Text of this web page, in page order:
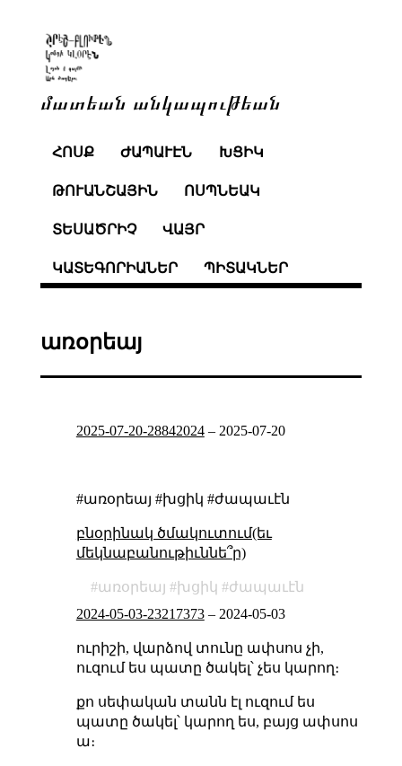
մատեան անկապութեան
ՀՈՍՔ ԺԱՊԱՒԷՆ ԽՑԻԿ
ԹՈՒԱՆՇԱՅԻՆ ՈՍՊՆԵԱԿ
ՏԵՍԱԾՐԻՉ ՎԱՅՐ
ԿԱՏԵԳՈՐԻԱՆԵՐ ՊԻՏԱԿՆԵՐ
առօրեայ
2025-07-20-28842024– 2025-07-20
#առօրեայ #խցիկ #ժապաւէն
բնօրինակ ծմակուտում(եւ
մեկնաբանութիւննե՞ր)
առօրեայ խցիկ
ժապաւէն
2024-05-03-23217373– 2024-05-03
ուրիշի, վարձով տունը ափսոս չի,
ուզում ես պատը ծակել՝ չես կարող։
քո սեփական տանն էլ ուզում ես
պատը ծակել՝ կարող ես, բայց ափսոս
ա։